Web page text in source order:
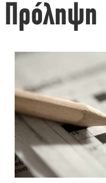
Πρόληψη